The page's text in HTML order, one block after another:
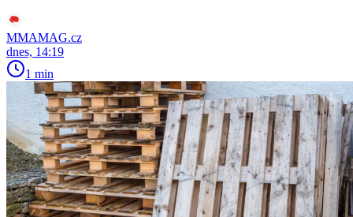
MMAMAG.cz
dnes, 14:19
1 min